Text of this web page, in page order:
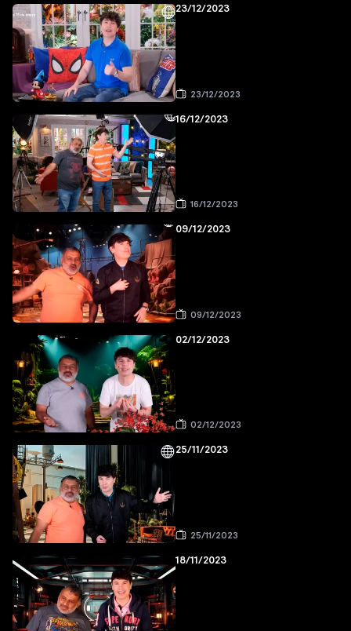
23/12/2023
23/12/2023
16/12/2023
16/12/2023
09/12/2023
09/12/2023
02/12/2023
02/12/2023
25/11/2023
25/11/2023
18/11/2023